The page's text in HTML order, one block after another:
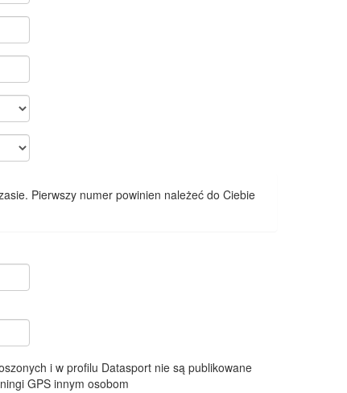
Pierwszy numer powinien należeć do Ciebie
i w profilu Datasport nie są publikowane
GPS innym osobom